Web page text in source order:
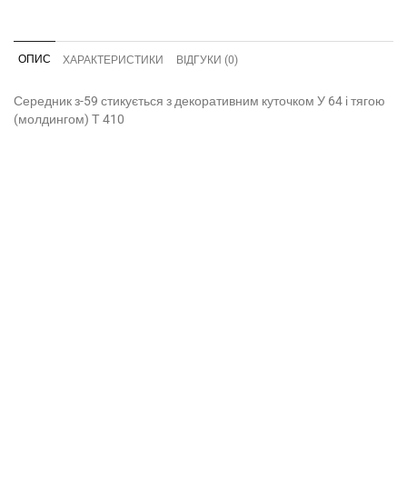
ОПИС ХАРАКТЕРИСТИКИ ВІДГУКИ (0)
Середник з-59 стикується з декоративним куточком У 64 і тягою
(молдингом) Т 410